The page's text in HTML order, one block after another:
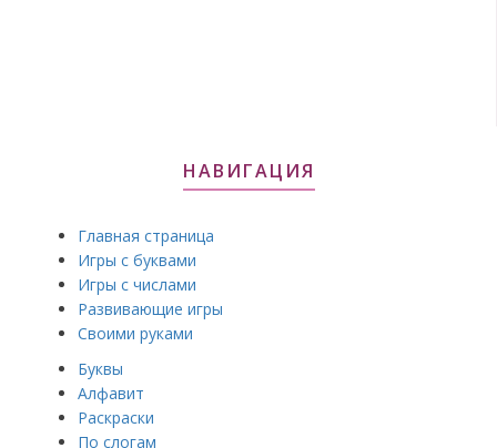
НАВИГАЦИЯ
Главная страница
Игры с буквами
Игры с числами
Развивающие игры
Своими руками
Буквы
Алфавит
Раскраски
По слогам